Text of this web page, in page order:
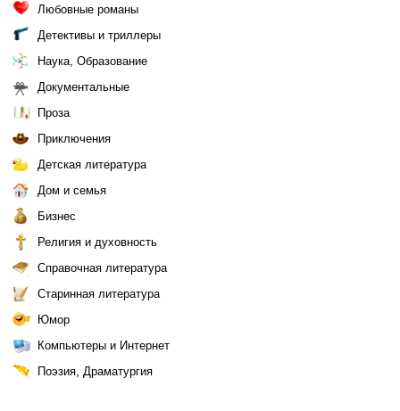
Любовные романы
Детективы и триллеры
Наука, Образование
Документальные
Проза
Приключения
Детская литература
Дом и семья
Бизнес
Религия и духовность
Справочная литература
Старинная литература
Юмор
Компьютеры и Интернет
Поэзия, Драматургия